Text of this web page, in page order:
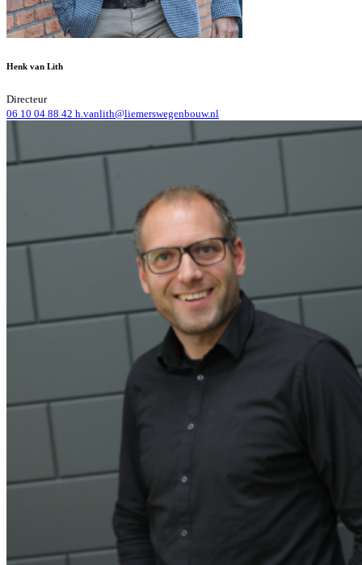
Henk van Lith
Directeur
06 10 04 88 42 h.vanlith@liemerswegenbouw.nl